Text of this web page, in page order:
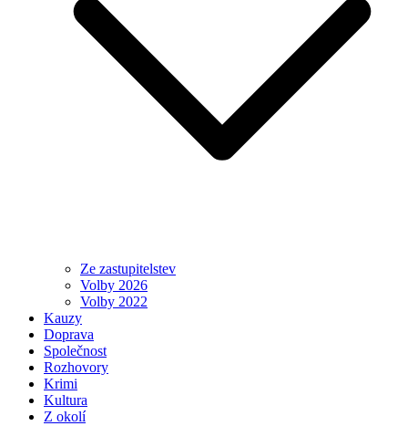
Ze zastupitelstev
Volby 2026
Volby 2022
Kauzy
Doprava
Společnost
Rozhovory
Krimi
Kultura
Z okolí